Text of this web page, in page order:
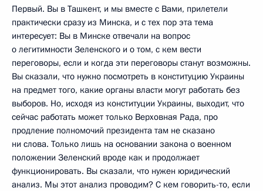
Первый. Вы в Ташкент, и мы вместе с Вами, прилетели
практически сразу из Минска, и с тех пор эта тема
интересует: Вы в Минске отвечали на вопрос
о легитимности Зеленского и о том, с кем вести
переговоры, если и когда эти переговоры станут возможны.
Вы сказали, что нужно посмотреть в конституцию Украины
на предмет того, какие органы власти могут работать без
выборов. Но, исходя из конституции Украины, выходит, что
сейчас работать может только Верховная Рада, про
продление полномочий президента там не сказано
ни слова. Только лишь на основании закона о военном
положении Зеленский вроде как и продолжает
функционировать. Вы сказали, что нужен юридический
анализ. Мы этот анализ проводим? С кем говорить-то, если